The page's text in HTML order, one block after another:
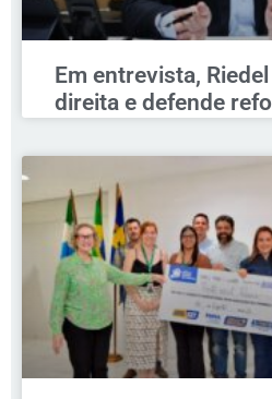
Em entrevista,
direita e defende